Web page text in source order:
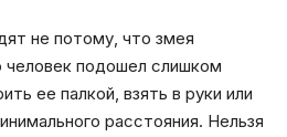
не потому, что змея
человек подошел слишком
ее палкой, взять в руки или
расстояния. Нельзя